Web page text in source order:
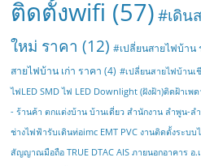
ติดตั้งwifi (57)#เดิน
ใหม่ ราคา (12) #เปลี่ยนสายไฟบ้าน
สายไฟบ้าน เก่า ราคา (4) #เปลี่ยนสายไฟบ้านเ
ไฟLED SMD ไฟ LED Downlight (ฝังฝ้า)ติดฝ้าเพ
- ร้านค้า ตกแต่งบ้าน บ้านเดี่ยว สำนักงาน ลำพูน-ลำ
ช่างไฟฟ้ารับเดินท่อimc EMT PVC งานติดตั้งระบ
สัญญาณมือถือ TRUE DTAC AIS ภายนอกอาคาร อ.